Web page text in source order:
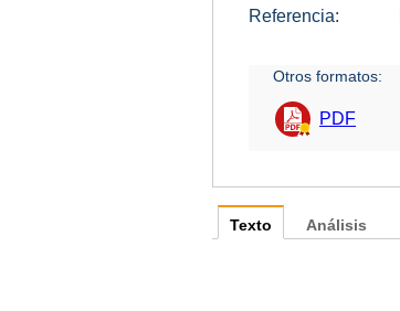
Referencia:
Otros formatos:
PDF
Texto Análisis